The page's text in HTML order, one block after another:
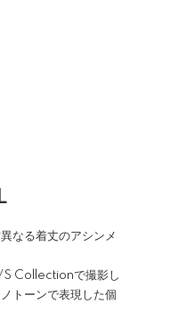
なる着丈のアシンメ
Collectionで撮影し
トーンで表現した個